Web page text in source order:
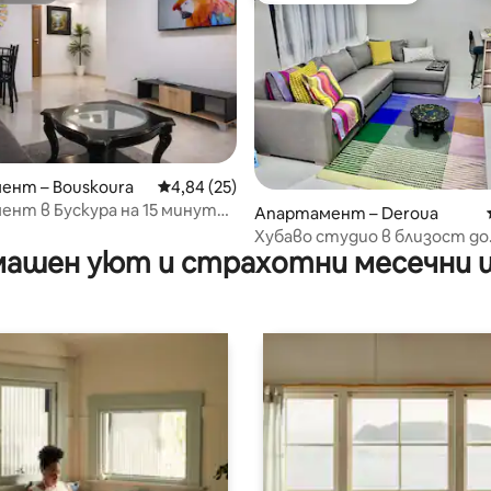
5, 41 отзива
– Bouskoura Средна оценка: 4,84 от 5, 25 отзива
4,84 (25)
в Бускура на 15 минути
Апартамент – Deroua
Хубаво студио в близост до
международното летище
Mohammed V, Каза
уют и страхотни месечни